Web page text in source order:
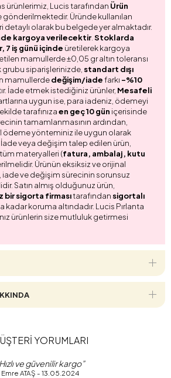
ürünlerimiz, Lucis tarafından Ürün
gönderilmektedir. Üründe kullanılan
detaylı olarak bu belgede yer almaktadır.
kargoya verilecektir. Stoklarda
7 iş günü içinde üretilerek kargoya
mamullerde ±0,05 gr altın toleransı
grubu siparişlerinizde, standart dışı
mamullerdedeğişim/iadefarkı -%10
İade etmek istediğiniz ürünler, Mesafeli
uygun ise, para iadeniz, ödemeyi
tarafınızaen geç 10 gün içerisinde
tamamlanmasının ardından,
ödeme yönteminiz ile uygun olarak
veya değişim talep edilen ürün,
materyalleri (fatura, ambalaj, kutu
Ürünün eksiksiz ve orijinal
iade ve değişim sürecinin sorunsuz
Satın almış olduğunuz ürün,
bir sigorta firmasıtarafından sigortalı
kadar koruma altındadır. Lucis Pırlanta
ürünlerin size mutluluk getirmesi
YORUMLARI
ve güvenilir kargo”
Emre ATAŞ - 13.05.2024